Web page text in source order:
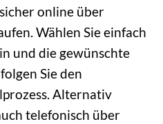
online über
Wählen Sie einfach
und die gewünschte
Sie den
Alternativ
telefonisch über